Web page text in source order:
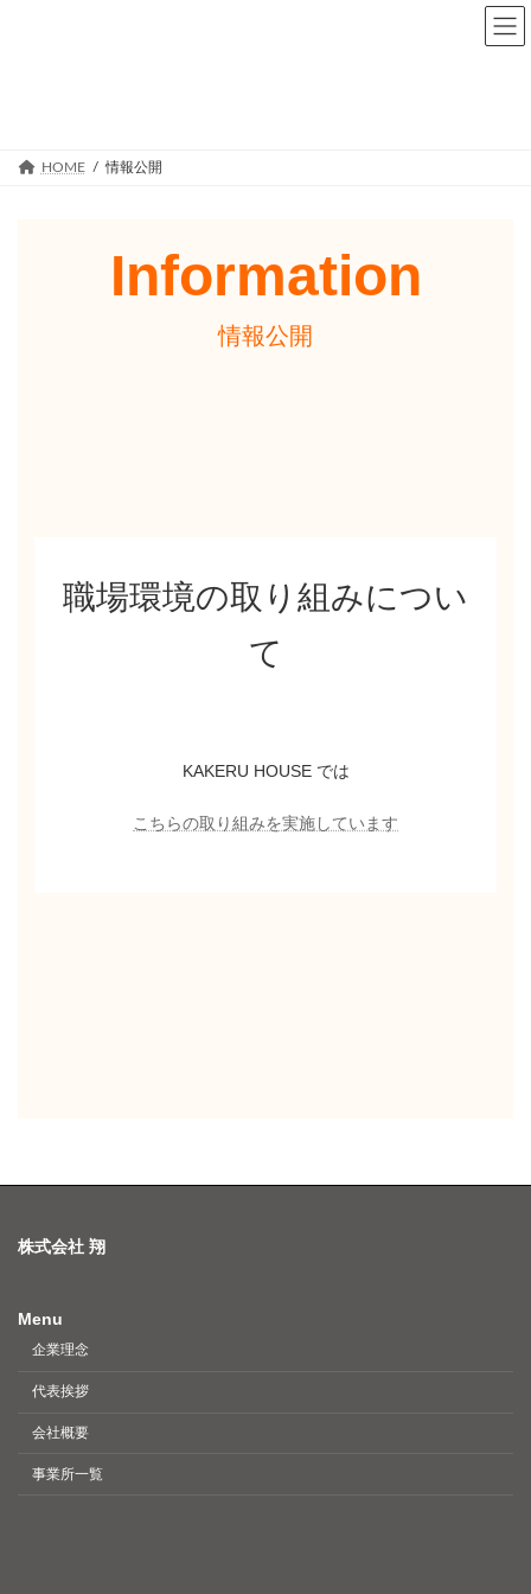
HOME 情報公開
Information
情報公開
職場環境の取り組みについ
て
KAKERU HOUSE では
こちらの取り組みを実施しています
株式会社 翔
Menu
企業理念
代表挨拶
会社概要
事業所一覧